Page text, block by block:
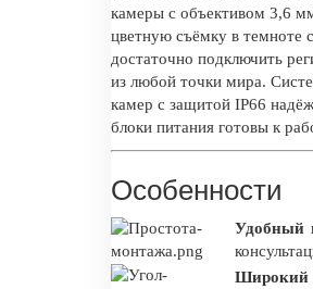
камеры с объективом 3,6
цветную съёмку в темноте
достаточно подключить
из любой точки мира.
камер с защитой IP66
блоки питания готовы к
Особенности
Удобный
Широкий